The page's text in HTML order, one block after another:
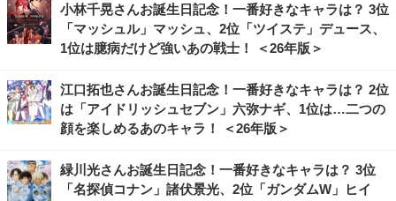
小林千晃さんお誕生日記念！一番好きなキャラは？ 3位
「マッシュル」マッシュ、2位「ツイステ」デュース、
1位は臆病だけど強いあの戦士！ ＜26年版＞
江口拓也さんお誕生日記念！一番好きなキャラは？ 2位
は「アイドリッシュセブン」六弥ナギ、1位は…二つの
顔を楽しめるあのキャラ！ ＜26年版＞
緑川光さんお誕生日記念！一番好きなキャラは？ 3位
「名探偵コナン」諸伏景光、2位「ガンダムW」ヒイ